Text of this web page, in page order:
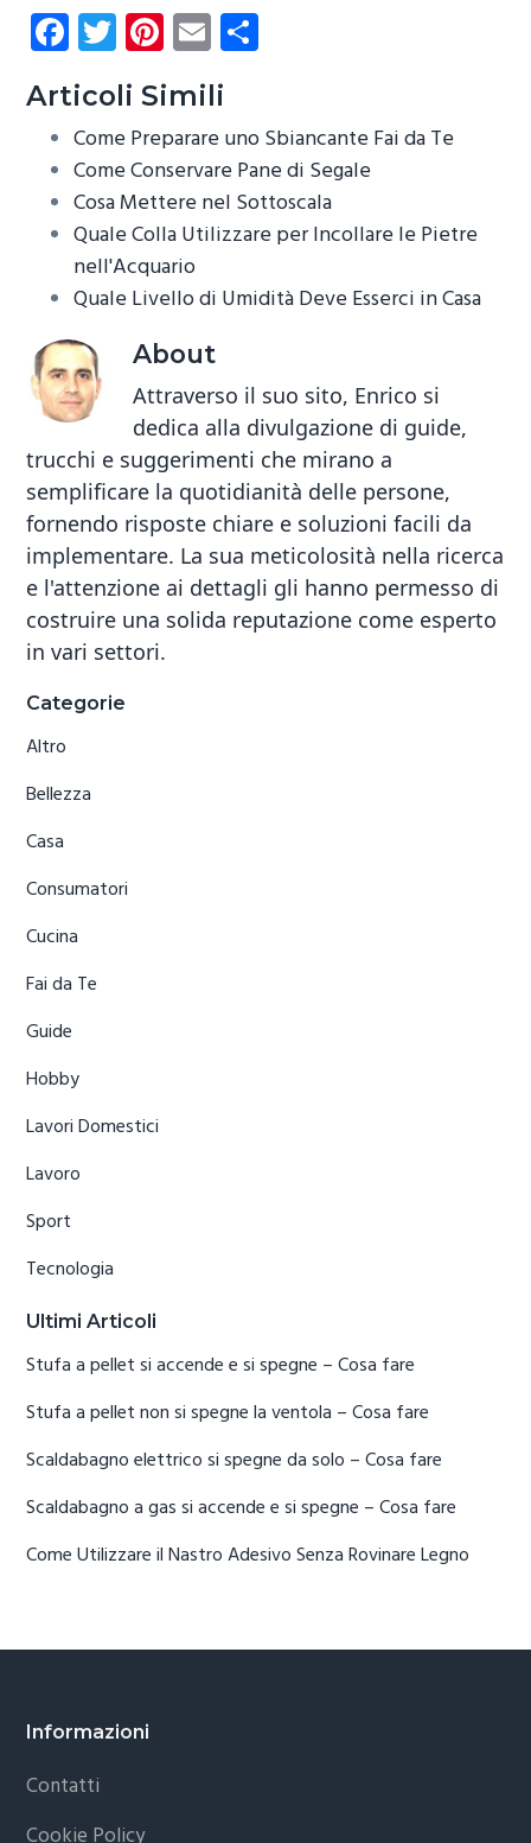
Fa
ce
b
o
ok
T
wi
tt
er
Pi
nt
er
es
t
E
m
ail
di
vi
di
Articoli Simili
Come Preparare uno Sbiancante Fai da Te
Come Conservare Pane di Segale
Cosa Mettere nel Sottoscala
Quale Colla Utilizzare per Incollare le Pietre
nell'Acquario
Quale Livello di Umidità Deve Esserci in Casa
About
Attraverso il suo sito, Enrico si
dedica alla divulgazione di guide,
trucchi e suggerimenti che mirano a
semplificare la quotidianità delle persone,
fornendo risposte chiare e soluzioni facili da
implementare. La sua meticolosità nella ricerca
e l'attenzione ai dettagli gli hanno permesso di
costruire una solida reputazione come esperto
in vari settori.
Primary
Sidebar
Categorie
Altro
Bellezza
Casa
Consumatori
Cucina
Fai da Te
Guide
Hobby
Lavori Domestici
Lavoro
Sport
Tecnologia
Ultimi Articoli
Stufa a pellet si accende e si spegne​ – Cosa fare
Stufa a pellet non si spegne la ventola​ – Cosa fare
Scaldabagno elettrico si spegne da solo​ – Cosa fare
Scaldabagno a gas si accende e si spegne​ – Cosa fare
Come Utilizzare il Nastro Adesivo Senza Rovinare Legno
Footer
Informazioni
Contatti